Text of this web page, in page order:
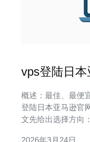
vps登陆日
概述：最佳、最便宜与最
登陆日本亚马逊官
文先给出选择方向
2026年3月24日